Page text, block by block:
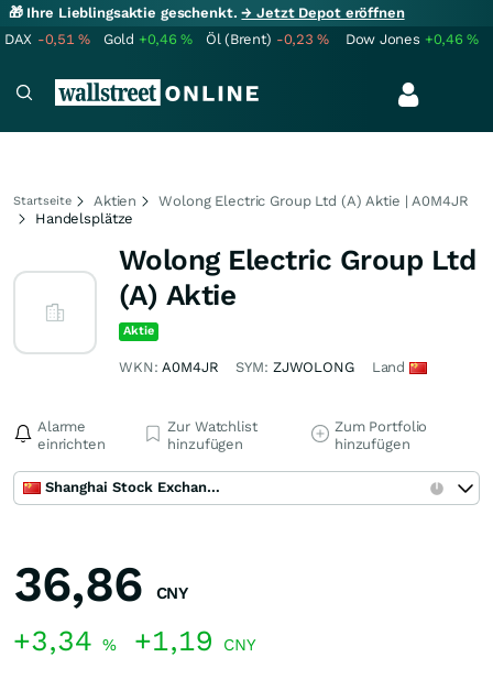
🎁 Ihre Lieblingsaktie geschenkt.→ Jetzt Depot eröffnen
DAX -0,51% Gold +0,46% Öl (Brent) -0,23% Dow Jones +0,46%
Startseite Aktien
Wolong Electric Group Ltd (A) Aktie | A0M4JR
Handelsplätze
Wolong Electric Group Ltd
(A) Aktie
Aktie
WKN:A0M4JR SYM: ZJWOLONG Land
Alarme
einrichten
Zur Watchlist
hinzufügen
Zum Portfolio
hinzufügen
Shanghai Stock Exchange
36,86 CNY
+3,34 % +1,19 CNY